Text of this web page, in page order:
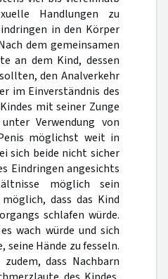
Handlungen zu
in den Körper
dem gemeinsamen
an dem Kind, dessen
den Analverkehr
im Einverständnis des
mit seiner Zunge
Verwendung von
möglichst weit in
sich beide nicht sicher
Eindringen angesichts
möglich sein
dass das Kind
schlafen würde.
wach würde und sich
Hände zu fesseln.
dass Nachbarn